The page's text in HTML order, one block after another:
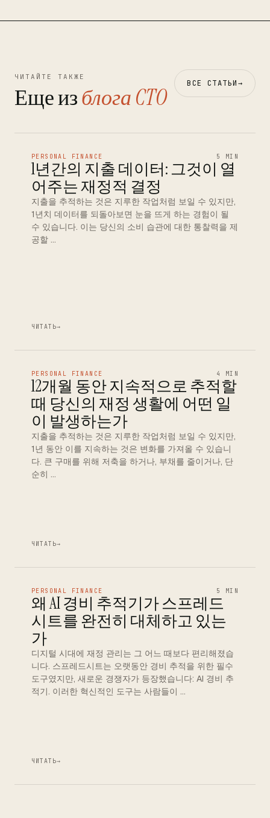
ЧИТАЙТЕ ТАКЖЕ
Еще изблога CTO ВСЕ СТАТЬИ→
PERSONAL FINANCE 5 MIN
1년간의 지출 데이터: 그것이 열
어주는 재정적 결정
지출을 추적하는 것은 지루한 작업처럼 보일 수 있지만,
1년치 데이터를 되돌아보면 눈을 뜨게 하는 경험이 될
수 있습니다. 이는 당신의 소비 습관에 대한 통찰력을 제
공할 …
ЧИТАТЬ→
PERSONAL FINANCE 4 MIN
12개월 동안 지속적으로 추적할
때 당신의 재정 생활에 어떤 일
이 발생하는가
지출을 추적하는 것은 지루한 작업처럼 보일 수 있지만,
1년 동안 이를 지속하는 것은 변화를 가져올 수 있습니
다. 큰 구매를 위해 저축을 하거나, 부채를 줄이거나, 단
순히 …
ЧИТАТЬ→
PERSONAL FINANCE 5 MIN
왜 AI 경비 추적기가 스프레드
시트를 완전히 대체하고 있는
가
디지털 시대에 재정 관리는 그 어느 때보다 편리해졌습
니다. 스프레드시트는 오랫동안 경비 추적을 위한 필수
도구였지만, 새로운 경쟁자가 등장했습니다: AI 경비 추
적기. 이러한 혁신적인 도구는 사람들이 …
ЧИТАТЬ→